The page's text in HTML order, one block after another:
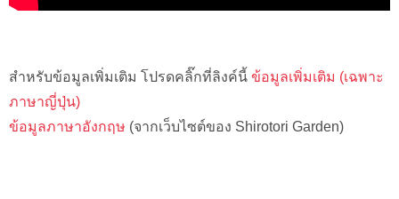
สำหรับข้อมูลเพิ่มเติม โปรดคลิ๊กที่ลิงค์นี้ ข้อมูลเพิ่มเติม (เฉพาะ
ภาษาญี่ปุ่น)
ข้อมูลภาษาอังกฤษ (จากเว็บไซต์ของ Shirotori Garden)